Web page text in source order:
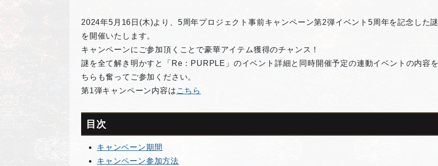
2024年5月16日(木)より、5周年プロジェクト事前キャンペーン第2弾イベント5周年を記念した
を開催いたします。
キャンペーンにご参加頂くことで豪華アイテム獲得のチャンス！
謎を全て解き明かすと「Re：PURPLE」のイベント詳細と同時開催予定の連動イベントの内容
ちらも奮ってご参加ください。
第1弾キャンペーン内容は こちら
目次
キャンペーン期間
キャンペーン参加方法